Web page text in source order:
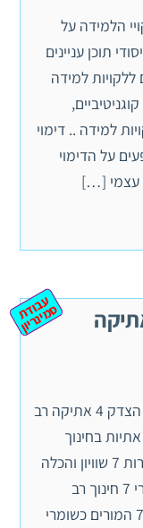
הלמידה על
תוכן עניינים
ללקויות למידה
למידה .. דימוי
על הדימוי
עצמי […]
ע
ב
וד
ת
ס
מ
ינ
ר
יון
מבוא 2 מסגרת תאורטית 4 אתיקה של הצדק 4 אתיקה רב
5 דילמות אתיות בחינוך
וגישת האתיקות המרובות 6 סקירת ספרות 7 שוויון והכלה
מול פלורליזם חברתי בהקשר הבית ספרי 7 חינוך רב
תרבותי המבוסס על שוויון וצדק חברתי 7 המורים כשומרי